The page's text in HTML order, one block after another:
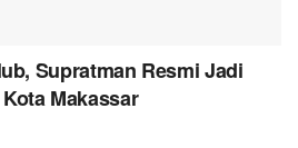
Supratman Resmi Jadi
Makassar